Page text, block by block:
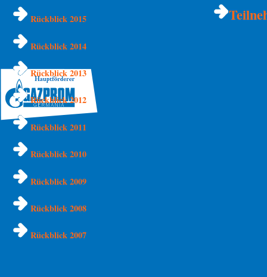
Rückblick 2015
Rückblick 2014
Rückblick 2013
Rückblick 2012
Rückblick 2011
Rückblick 2010
Rückblick 2009
Rückblick 2008
Rückblick 2007